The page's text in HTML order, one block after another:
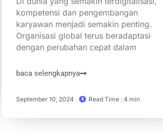
kompetensi dan pengembangan
karyawan menjadi semakin penting.
Organisasi global terus beradaptasi
dengan perubahan cepat dalam
baca selengkapnya
September 10, 2024 Read Time : 4 min